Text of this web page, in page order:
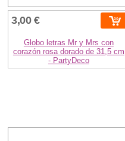
3,00 €
Globo letras Mr y Mrs con
corazón rosa dorado de 31,5 cm
- PartyDeco